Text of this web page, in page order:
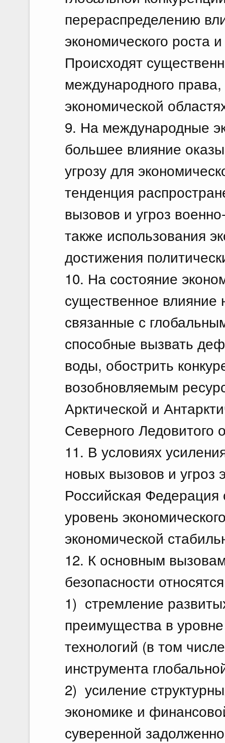
перераспределению
экономического роста
Происходят
международного
экономической
9. На международные
большее влияние
угрозу для
тенденция
вызовов и угроз
также использования
достижения
10. На состояние
существенное
связанные с
способные вызвать
воды, обострить
возобновляемым
Арктической и
Северного Ледовитого
11. В условиях
новых вызовов и угроз
Российская Федерация
уровень
экономической
12. К основным
безопасности
1) стремление
преимущества в
технологий (в том
инструмента
2) усиление
экономике и
суверенной